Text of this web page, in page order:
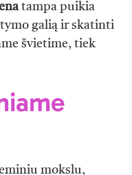
tampa puikia
galią ir skatinti
švietime, tiek
mokslu,